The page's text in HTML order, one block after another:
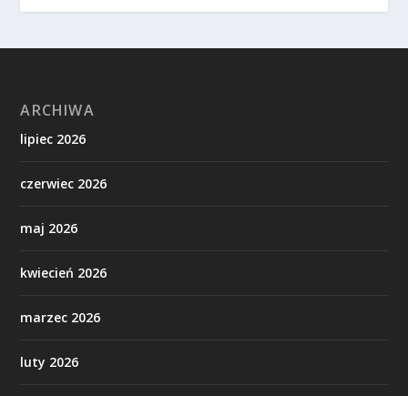
ARCHIWA
lipiec 2026
czerwiec 2026
maj 2026
kwiecień 2026
marzec 2026
luty 2026